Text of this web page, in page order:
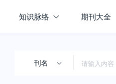
知识脉络 期刊大全
刊名